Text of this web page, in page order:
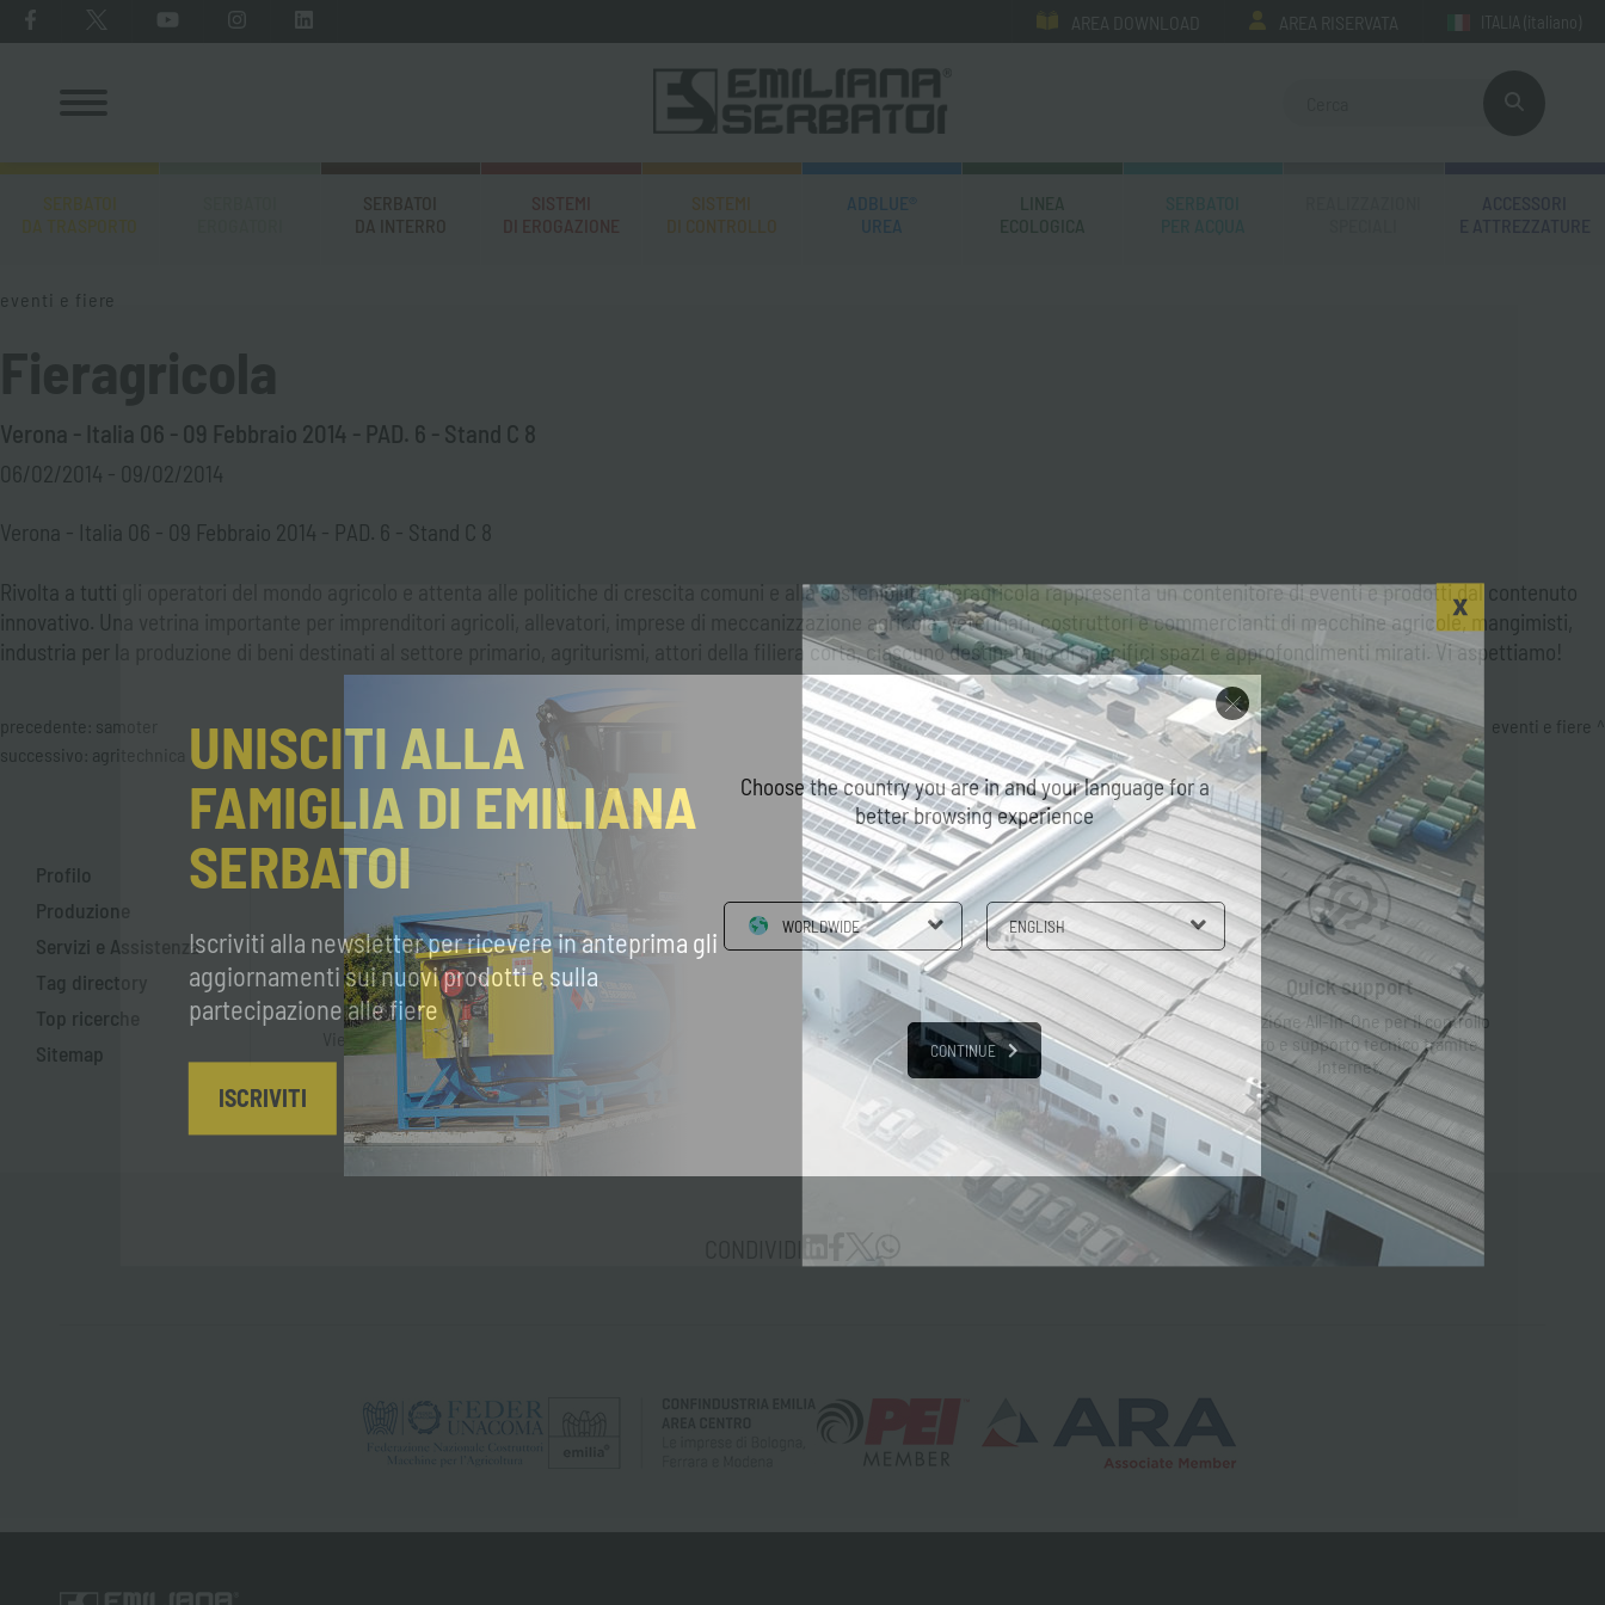
AREA DOWNLOAD AREA RISERVATA ITALIA (italiano)
SERBATOI
DA TRASPORTO
SERBATOI
DA INTERRO
SISTEMI
DI EROGAZIONE
SISTEMI
DI CONTROLLO
ADBLUE®
UREA
eventi e fiere
Verona - Italia 06 - 09 Febbraio 2014 - PAD. 6 - Stand C 8
06/02/2014 - 09/02/2014
Verona - Italia 06 - 09 Febbraio 2014 - PAD. 6 - Stand C 8
Rivolta a tutti gli operatori del mondo agricolo e attenta alle politiche di crescita comuni e alla sostenibilità, Fieragricola rappresenta un contenitore di eventi e prodotti dal contenuto
innovativo. Una vetrina importante per imprenditori agricoli, allevatori, imprese di meccanizzazione agricola, veterinari, costruttori e commercianti di macchine agricole, mangimisti,
industria per la produzione di beni destinati al settore primario, agriturismi, attori della filiera corta, ciascuno destinatario di specifici spazi e approfondimenti mirati. Vi aspettiamo!
precedente: samoter
successivo: agritechnica
eventi e fiere
Profilo
Produzione
Servizi e Assistenza
Tag directory
Top ricerche
Sitemap
Dove siamo
Vienici a trovare presso la nostra sede a
Modena.
Contatti
Contatta il nostro servizio clienti per
qualsiasi richiesta di informazioni.
Quick support
La soluzione All-In-One per il controllo
remoto e supporto tecnico tramite
Internet.
Choose the country you are in and your language for a
better browsing experience
WORLDWIDE ENGLISH
CONTINUE
UNISCITI ALLA
FAMIGLIA DI EMILIANA
SERBATOI
Iscriviti alla newsletter per ricevere in anteprima gli
aggiornamenti sui nuovi prodotti e sulla
partecipazione alle fiere
ISCRIVITI